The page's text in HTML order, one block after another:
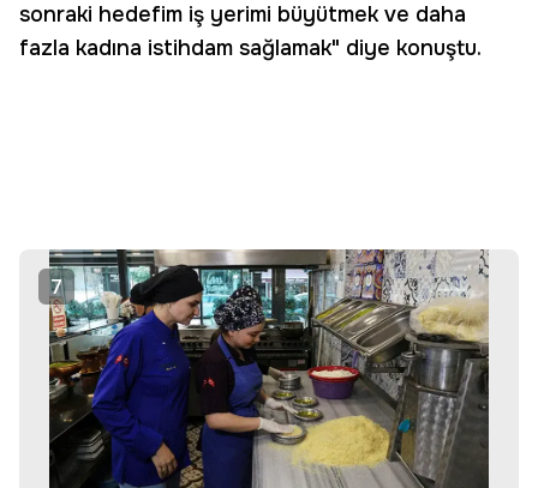
sonraki hedefim iş yerimi büyütmek ve daha
fazla kadına istihdam sağlamak" diye konuştu.
7